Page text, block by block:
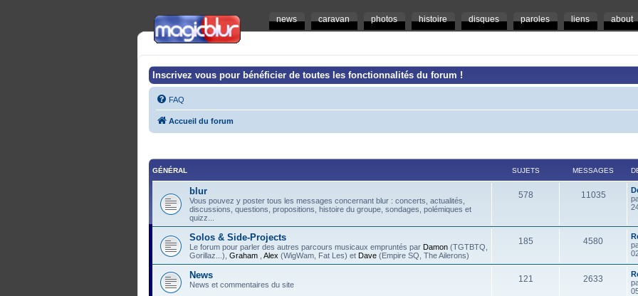
news caravan photos histoire disques paroles liens about
Inscrivez vous pour bénéficier de toutes les fonctionnalités du forum !
FAQ
Accueil du forum
GÉNÉRAL SUJETS MESSAGES
blur
Vous pouvez y poster tous les messages concernant blur : concerts, actualités,
discussions, questions, propositions, histoire du groupe, sondages, polémiques et
quizz...
578 11035
Solos & Side-Projects
Le forum pour parler des autres parcours musicaux empruntés par Damon (TGTBTQ,
Gorillaz...), Graham Alex (WigWam, Fat Les) et Dave (Empire SQ, The Ailerons)
185 4580
News
News et commentaires du site
121 2633